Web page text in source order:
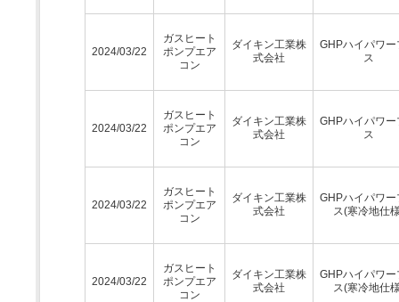
2024/03/22
ガスヒート
ポンプエア
コン
ダイキン工業株
式会社
GHPハイパワー
ス
2024/03/22
ガスヒート
ポンプエア
コン
ダイキン工業株
式会社
GHPハイパワー
ス
2024/03/22
ガスヒート
ポンプエア
コン
ダイキン工業株
式会社
GHPハイパワー
ス(寒冷地仕
2024/03/22
ガスヒート
ポンプエア
コン
ダイキン工業株
式会社
GHPハイパワー
ス(寒冷地仕